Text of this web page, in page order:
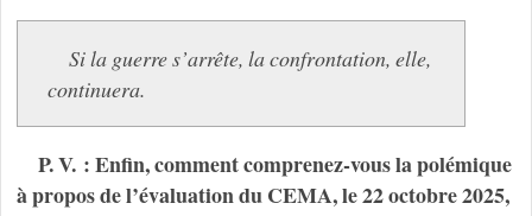
Si la guerre s’arrête, la confrontation, elle,
continuera.
P. V. : Enfin, comment comprenez-vous la polémique
à propos de l’évaluation du CEMA, le 22 octobre 2025,